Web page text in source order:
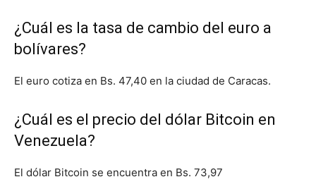
¿Cuál es la tasa de cambio del euro a
bolívares?
El euro cotiza en Bs. 47,40 en la ciudad de Caracas.
¿Cuál es el precio del dólar Bitcoin en
Venezuela?
El dólar Bitcoin se encuentra en Bs. 73,97